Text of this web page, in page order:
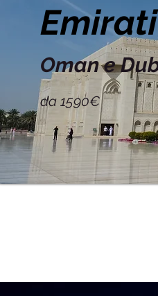
Oman e
da 1590€